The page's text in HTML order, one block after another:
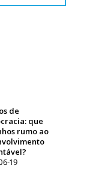
de
que
rumo ao
19